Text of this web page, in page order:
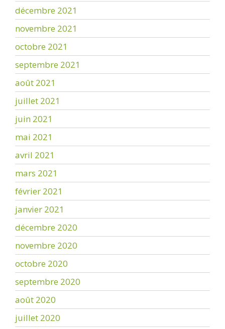
décembre 2021
novembre 2021
octobre 2021
septembre 2021
août 2021
juillet 2021
juin 2021
mai 2021
avril 2021
mars 2021
février 2021
janvier 2021
décembre 2020
novembre 2020
octobre 2020
septembre 2020
août 2020
juillet 2020